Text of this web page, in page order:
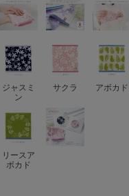
ジャスミ
ン
サクラ アボカド
リースア
ボカド